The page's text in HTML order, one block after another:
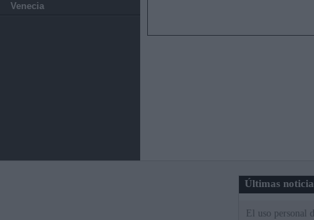
Venecia
Últimas
El uso personal